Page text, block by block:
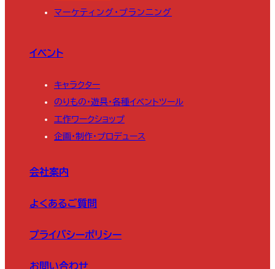
マーケティング・プランニング
イベント
キャラクター
のりもの・遊具・各種イベントツール
工作ワークショップ
企画・制作・プロデュース
会社案内
よくあるご質問
プライバシーポリシー
お問い合わせ